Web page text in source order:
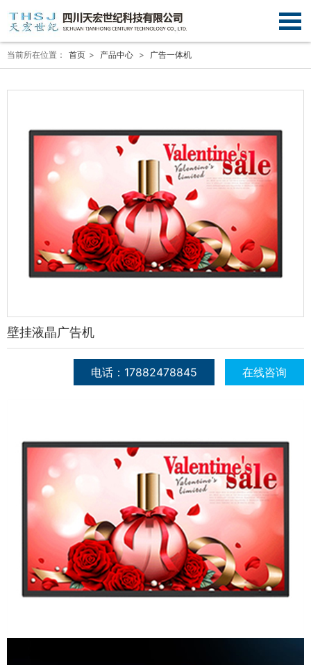
当前所在位置： 首页 > 产品中心 > 广告一体机
壁挂液晶广告机
在线咨询
电话：17882478845